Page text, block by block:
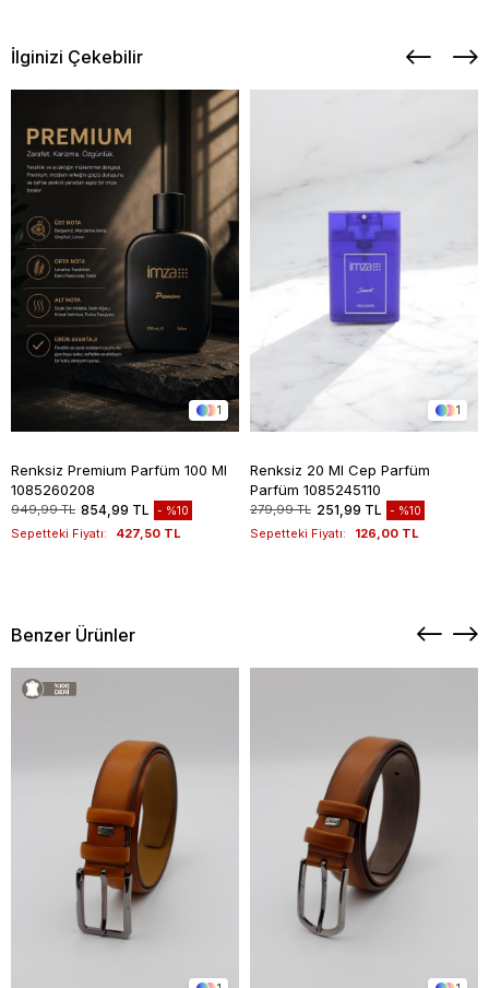
İlginizi Çekebilir
1
Renksiz Premium Parfüm 100 Ml
1085260208
949,99 TL 854,99 TL %10
Sepetteki Fiyatı: 427,50 TL
1
Renksiz 20 Ml Cep Parfüm
Parfüm 1085245110
279,99 TL 251,99 TL %10
Sepetteki Fiyatı: 126,00 TL
Benzer Ürünler